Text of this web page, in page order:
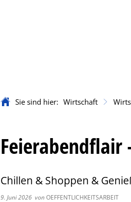
Sie sind hier: Wirtschaft
Feierabendflair
Chillen & Shoppen &
9. Juni 2026 vonOEFFENTLICHKEITSARBEIT